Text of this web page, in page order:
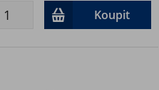
Koupit